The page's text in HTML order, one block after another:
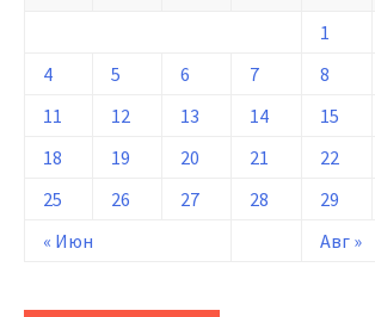
« Июн Авг »
1
4
5 6 7 8
11
12 13 14 15
18
19 20 21 22
25
26 27 28 29